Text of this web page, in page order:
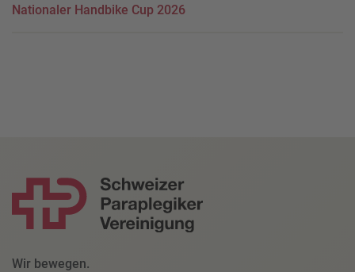
Nationaler Handbike Cup 2026
Wir bewegen.